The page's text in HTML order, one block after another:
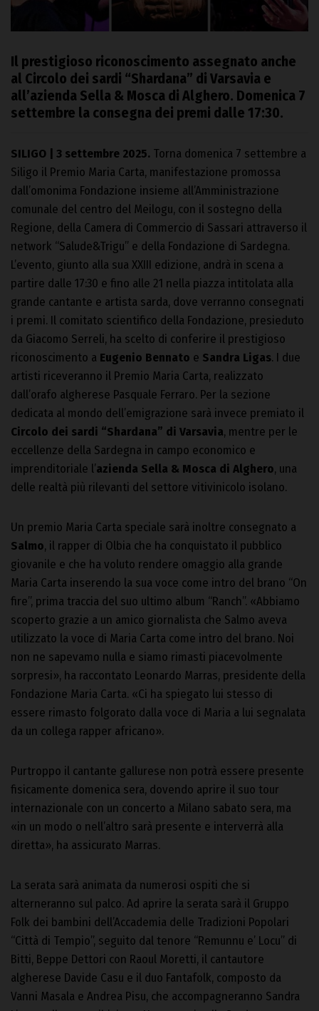
Il prestigioso riconoscimento assegnato anche
al Circolo dei sardi “Shardana” di Varsavia e
all’azienda Sella & Mosca di Alghero. Domenica 7
settembre la consegna dei premi dalle 17:30.
SILIGO | 3 settembre 2025. Torna domenica 7 settembre a
Siligo il Premio Maria Carta, manifestazione promossa
dall’omonima Fondazione insieme all’Amministrazione
comunale del centro del Meilogu, con il sostegno della
Regione, della Camera di Commercio di Sassari attraverso il
network “Salude&Trigu” e della Fondazione di Sardegna.
L’evento, giunto alla sua XXIII edizione, andrà in scena a
partire dalle 17:30 e fino alle 21 nella piazza intitolata alla
grande cantante e artista sarda, dove verranno consegnati
i premi. Il comitato scientifico della Fondazione, presieduto
da Giacomo Serreli, ha scelto di conferire il prestigioso
riconoscimento a Eugenio Bennato e Sandra Ligas. I due
artisti riceveranno il Premio Maria Carta, realizzato
dall’orafo algherese Pasquale Ferraro. Per la sezione
dedicata al mondo dell’emigrazione sarà invece premiato il
Circolo dei sardi “Shardana” di Varsavia, mentre per le
eccellenze della Sardegna in campo economico e
imprenditoriale l’azienda Sella & Mosca di Alghero, una
delle realtà più rilevanti del settore vitivinicolo isolano.
Un premio Maria Carta speciale sarà inoltre consegnato a
Salmo, il rapper di Olbia che ha conquistato il pubblico
giovanile e che ha voluto rendere omaggio alla grande
Maria Carta inserendo la sua voce come intro del brano “On
fire”, prima traccia del suo ultimo album “Ranch”. «Abbiamo
scoperto grazie a un amico giornalista che Salmo aveva
utilizzato la voce di Maria Carta come intro del brano. Noi
non ne sapevamo nulla e siamo rimasti piacevolmente
sorpresi», ha raccontato Leonardo Marras, presidente della
Fondazione Maria Carta. «Ci ha spiegato lui stesso di
essere rimasto folgorato dalla voce di Maria a lui segnalata
da un collega rapper africano».
Purtroppo il cantante gallurese non potrà essere presente
fisicamente domenica sera, dovendo aprire il suo tour
internazionale con un concerto a Milano sabato sera, ma
«in un modo o nell’altro sarà presente e interverrà alla
diretta», ha assicurato Marras.
La serata sarà animata da numerosi ospiti che si
alterneranno sul palco. Ad aprire la serata sarà il Gruppo
Folk dei bambini dell’Accademia delle Tradizioni Popolari
“Città di Tempio”, seguito dal tenore “Remunnu e’ Locu” di
Bitti, Beppe Dettori con Raoul Moretti, il cantautore
algherese Davide Casu e il duo Fantafolk, composto da
Vanni Masala e Andrea Pisu, che accompagneranno Sandra